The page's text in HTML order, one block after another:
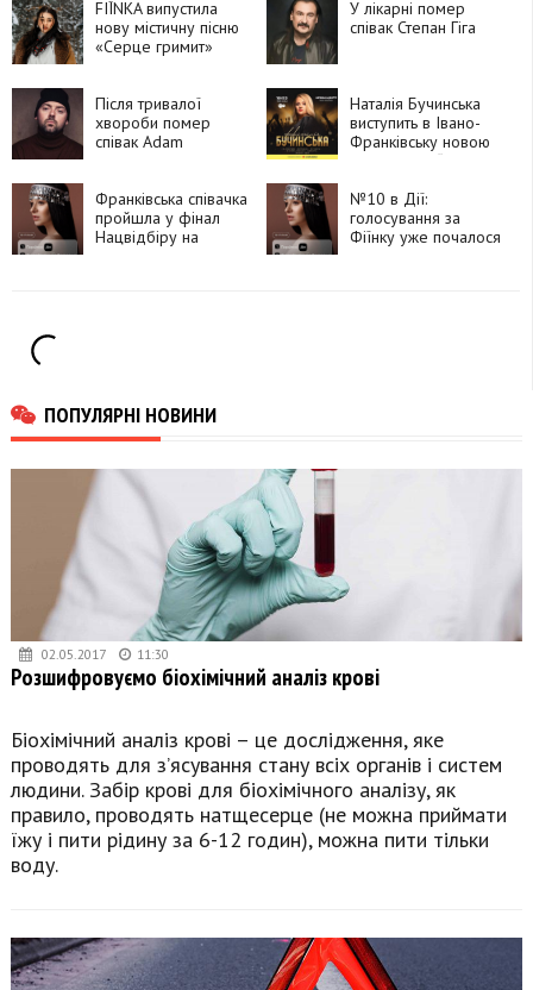
FIЇNKA випустила
нову містичну пісню
«Серце гримит»
У лікарні помер
співак Степан Гіга
Після тривалої
хвороби помер
співак Adam
Наталія Бучинська
виступить в Івано-
Франківську новою
програмою “Ти
Франківська співачка
пройшла у фінал
Нацвідбіру на
№10 в Дії:
голосування за
Фіїнку уже почалося
ПОПУЛЯРНІ НОВИНИ
02.05.2017 11:30
Розшифровуємо біохімічний аналіз крові
Біохімічний аналіз крові – це дослідження, яке
проводять для з’ясування стану всіх органів і систем
людини. Забір крові для біохімічного аналізу, як
правило, проводять натщесерце (не можна приймати
їжу і пити рідину за 6-12 годин), можна пити тільки
воду.